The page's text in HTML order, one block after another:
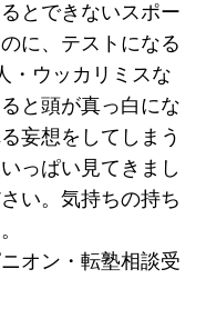
とできないスポー
に、テストになる
・ウッカリミスな
と頭が真っ白にな
妄想をしてしまう
っぱい見てきまし
い。気持ちの持ち
オン・転塾相談受